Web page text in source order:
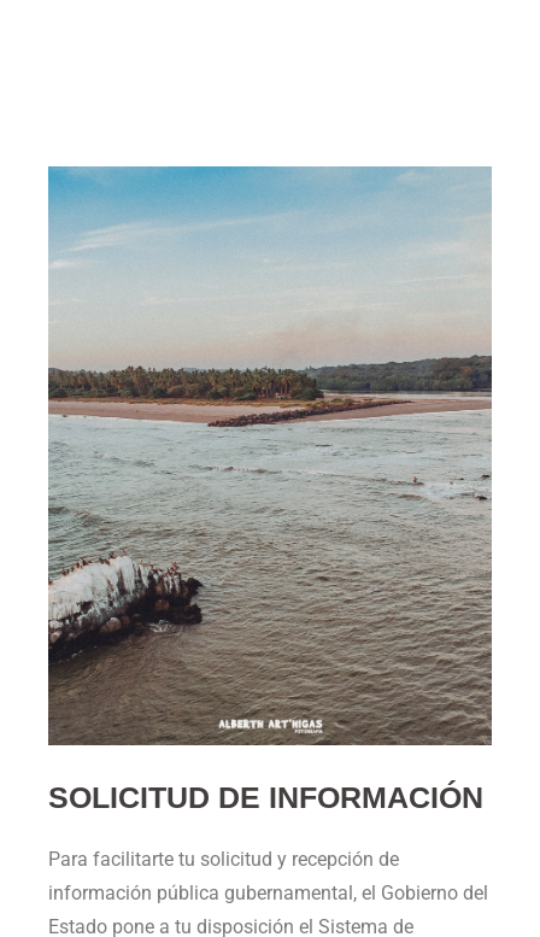
SOLICITUD DE INFORMACIÓN
Para facilitarte tu solicitud y recepción de
información pública gubernamental, el Gobierno del
Estado pone a tu disposición el Sistema de